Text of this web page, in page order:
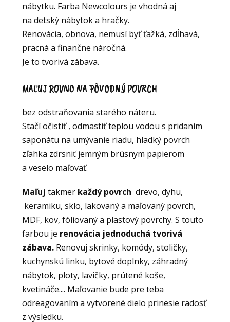
nábytku. Farba Newcolours je vhodná aj
na detský nábytok a hračky.
Renovácia, obnova, nemusí byť ťažká, zdĺhavá,
pracná a finančne náročná.
Je to tvorivá zábava.
MAĽUJ ROVNO NA PÔVODNÝ POVRCH
bez odstraňovania starého náteru.
Stačí očistiť , odmastiť teplou vodou s pridaním
saponátu na umývanie riadu, hladký povrch
zľahka zdrsniť jemným brúsnym papierom
a veselo maľovať.
Maľuj takmer každý povrch drevo, dyhu,
keramiku, sklo, lakovaný a maľovaný povrch,
MDF, kov, fóliovaný a plastový povrchy. S touto
farbou je renovácia jednoduchá tvorivá
zábava.Renovuj skrinky, komódy, stoličky,
kuchynskú linku, bytové doplnky, záhradný
nábytok, ploty, lavičky, prútené koše,
kvetináče.... Maľovanie bude pre teba
odreagovaním a vytvorené dielo prinesie radosť
z výsledku.